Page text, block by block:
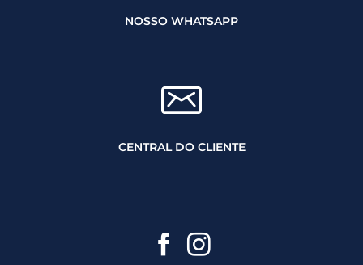
NOSSO WHATSAPP
CENTRAL DO CLIENTE